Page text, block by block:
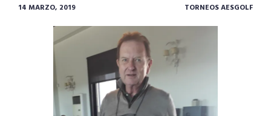
14 MARZO, 2019 TORNEOS AESGOLF